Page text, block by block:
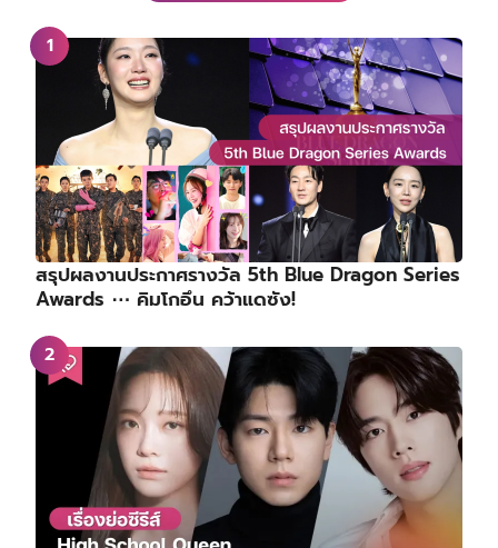
สรุปผลงานประกาศรางวัล 5th Blue Dragon Series
Awards ⋯ คิมโกอึน คว้าแดซัง!